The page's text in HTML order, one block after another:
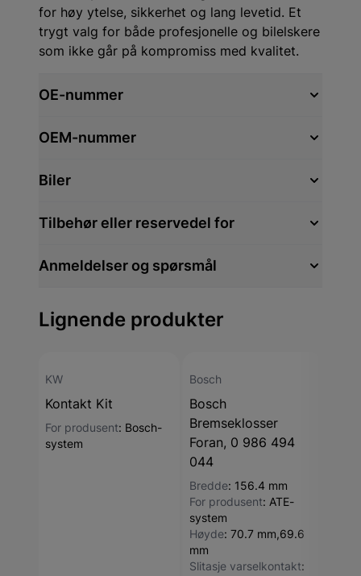
for høy ytelse, sikkerhet og lang levetid. Et
trygt valg for både profesjonelle og bilelskere
som ikke går på kompromiss med kvalitet.
OE-nummer
OEM-nummer
Biler
Tilbehør eller reservedel for
Anmeldelser og spørsmål
Lignende produkter
KW
Kontakt Kit
For produsent: Bosch-
system
Bosch
Bosch
Bremseklosser
Foran, 0 986 494
044
Bredde: 156.4 mm
For produsent: ATE-
system
Høyde: 70.7 mm,69.6
mm
Slitasje varselkontakt: